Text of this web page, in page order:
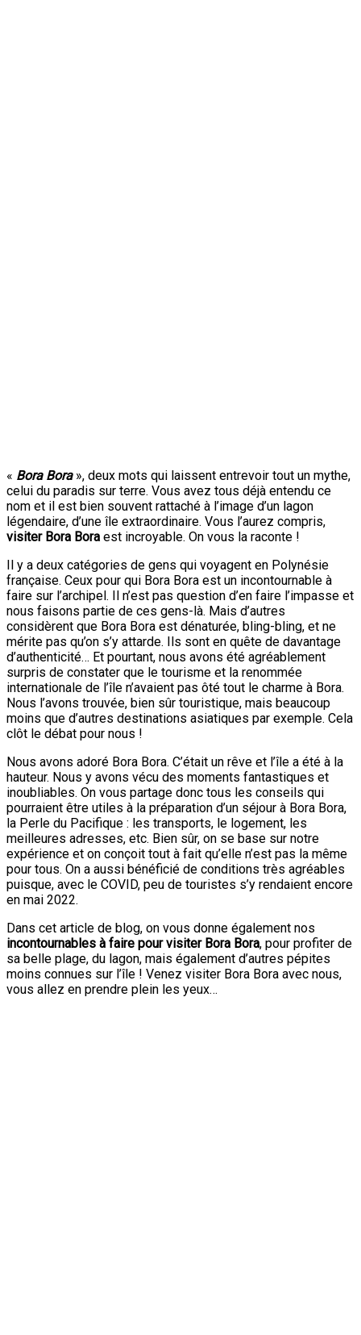
« Bora Bora », deux mots qui laissent entrevoir tout un mythe,
celui du paradis sur terre. Vous avez tous déjà entendu ce
nom et il est bien souvent rattaché à l’image d’un lagon
légendaire, d’une île extraordinaire. Vous l’aurez compris,
visiter Bora Bora est incroyable. On vous la raconte !
Il y a deux catégories de gens qui voyagent en Polynésie
française. Ceux pour qui Bora Bora est un incontournable à
faire sur l’archipel. Il n’est pas question d’en faire l’impasse et
nous faisons partie de ces gens-là. Mais d’autres
considèrent que Bora Bora est dénaturée, bling-bling, et ne
mérite pas qu’on s’y attarde. Ils sont en quête de davantage
d’authenticité… Et pourtant, nous avons été agréablement
surpris de constater que le tourisme et la renommée
internationale de l’île n’avaient pas ôté tout le charme à Bora.
Nous l’avons trouvée, bien sûr touristique, mais beaucoup
moins que d’autres destinations asiatiques par exemple. Cela
clôt le débat pour nous !
Nous avons adoré Bora Bora. C’était un rêve et l’île a été à la
hauteur. Nous y avons vécu des moments fantastiques et
inoubliables. On vous partage donc tous les conseils qui
pourraient être utiles à la préparation d’un séjour à Bora Bora,
la Perle du Pacifique : les transports, le logement, les
meilleures adresses, etc. Bien sûr, on se base sur notre
expérience et on conçoit tout à fait qu’elle n’est pas la même
pour tous. On a aussi bénéficié de conditions très agréables
puisque, avec le COVID, peu de touristes s’y rendaient encore
en mai 2022.
Dans cet article de blog, on vous donne également nos
incontournables à faire pour visiter Bora Bora, pour profiter de
sa belle plage, du lagon, mais également d’autres pépites
moins connues sur l’île ! Venez visiter Bora Bora avec nous,
vous allez en prendre plein les yeux…